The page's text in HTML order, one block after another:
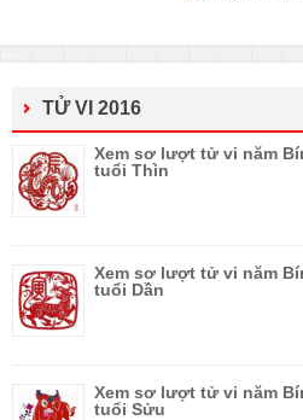
TỬ VI 2016
Xem sơ lượt tử vi năm
tuổi Thìn
Xem sơ lượt tử vi năm
tuổi Dần
Xem sơ lượt tử vi năm
tuổi Sửu